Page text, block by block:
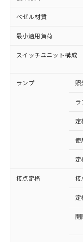
ベゼル材質
最小適用負荷
スイッチユニット構成
ランプ 照
定
使
定
接点定格 接
定
開
以下の条件
本サ
商品
(税抜)
当社
本サ
非含有に対
対応予定：
有に対応し
対応予定な
非含有に非
調査・確認
非含有の対
非該当品：
害物質有無
仕入先様の
「○」：最
基準値以下
「×」：最